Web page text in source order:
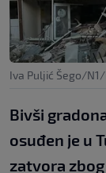
Iva Puljić Šego/
Bivši
osuđen je u
zatvora